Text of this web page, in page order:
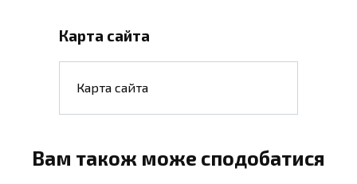
Карта сайта
Карта сайта
Вам також може сподобатися